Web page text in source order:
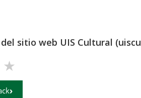
sitio web UIS Cultural